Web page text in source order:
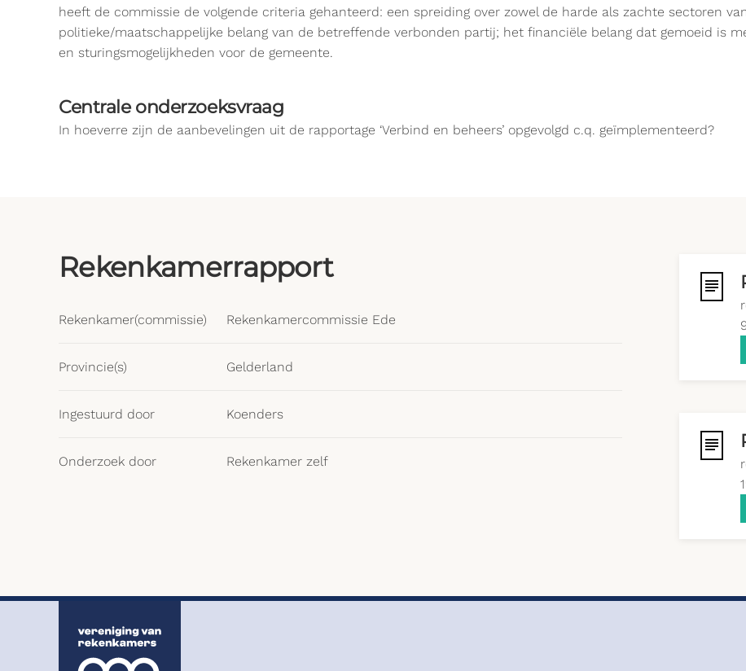
heeft de commissie de volgende criteria gehanteerd: een spreiding over zowel de harde als zachte sectoren
politieke/maatschappelijke belang van de betreffende verbonden partij; het financiële belang dat gemoeid is
en sturingsmogelijkheden voor de gemeente.
Centrale onderzoeksvraag
In hoeverre zijn de aanbevelingen uit de rapportage ‘Verbind en beheers’ opgevolgd c.q. geïmplementeerd?
Rekenkamerrapport
Rekenkamer(commissie) Rekenkamercommissie Ede
Provincie(s) Gelderland
Ingestuurd door Koenders
Onderzoek door Rekenkamer zelf